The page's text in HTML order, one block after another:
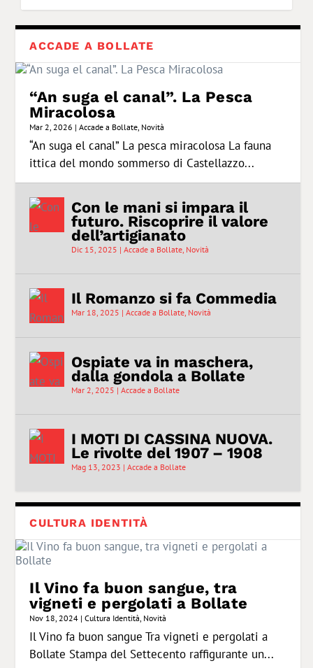
crew di Ospiate sfila i...
Nobile. In moto a Capo Nor...
ricordo di Lolita
futuro. Riscoprire il val...
un delitto senza ve...
vigneti e pergolati a ...
ACCADE A BOLLATE
“An suga el canal”. La Pesca
Miracolosa
Mar 2, 2026 |Accade a Bollate Novità
“An suga el canal” La pesca miracolosa La fauna
ittica del mondo sommerso di Castellazzo...
Con le mani si impara il
futuro. Riscoprire il valore
dell’artigianato
Dic 15, 2025 |Accade a Bollate Novità
Il Romanzo si fa Commedia
Mar 18, 2025 |Accade a Bollate Novità
Ospiate va in maschera,
dalla gondola a Bollate
Mar 2, 2025 |Accade a Bollate
I MOTI DI CASSINA NUOVA.
Le rivolte del 1907 – 1908
Mag 13, 2023 |Accade a Bollate
CULTURA IDENTITÀ
Il Vino fa buon sangue, tra
vigneti e pergolati a Bollate
Nov 18, 2024 |Cultura Identità Novità
Il Vino fa buon sangue Tra vigneti e pergolati a
Bollate Stampa del Settecento raffigurante un...